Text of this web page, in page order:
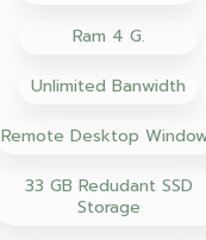
Ram 4 G.
Unlimited Banwidth
Remote Desktop
33 GB Redudant SSD
Storage